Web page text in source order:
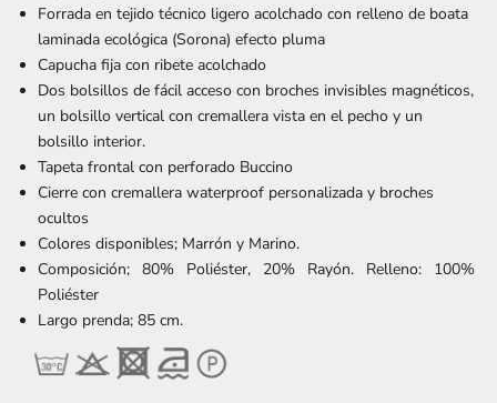
Forrada en tejido técnico ligero acolchado con relleno de boata
laminada ecológica (Sorona) efecto pluma
Capucha fija con ribete acolchado
Dos bolsillos de fácil acceso con broches invisibles magnéticos,
un bolsillo vertical con cremallera vista en el pecho y un
bolsillo interior.
Tapeta frontal con perforado Buccino
Cierre con cremallera waterproof personalizada y broches
ocultos
Colores disponibles; Marrón y Marino.
Composición; 80% Poliéster, 20% Rayón. Relleno: 100%
Poliéster
Largo prenda; 85 cm.